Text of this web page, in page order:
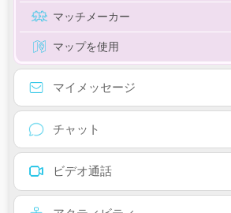
マッチメーカー
マップを使用
マイメッセージ
チャット
ビデオ通話